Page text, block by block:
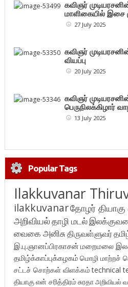
கவிஞர்
மாளிகையில் இசை
27 July 2025
கவிஞர்
வியப்பு
20 July 2025
கவிஞர்
பெருநிலக்கிழார்
13 July 2025
Popular Tags
Ilakkuvanar
ilakkuvanarதோழர் தியாகு
அறிவியல்தாழி மடல்
வைகை அனிசுதிருவள்ளுவர்
இ.பு.ஞானப்பிரகாசன் மறைமலை
தமிழ்க்காப்புக்கழகம் மொழி மாற்றச்
சட்டச் சொற்கள் விளக்கம்technical
தியாகுஎன் சரித்திரம்சுரதாஅறிவியல்